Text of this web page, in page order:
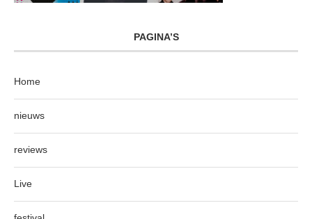
PAGINA’S
Home
nieuws
reviews
Live